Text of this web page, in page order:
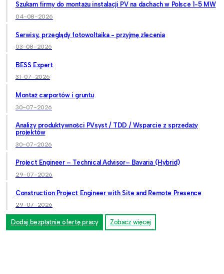
Szukam firmy do montażu instalacji PV na dachach w Polsce 1-5 MW
04-08-2026
Serwisy, przeglądy fotowoltaika - przyjmę zlecenia
03-08-2026
BESS Expert
31-07-2026
Montaż carportów i gruntu
30-07-2026
Analizy produktywności PVsyst / TDD / Wsparcie z sprzedaży
projektów
30-07-2026
Project Engineer – Technical Advisor– Bavaria (Hybrid)
29-07-2026
Construction Project Engineer with Site and Remote Presence
29-07-2026
Dodaj bezpłatnie ofertę pracy Zobacz więcej